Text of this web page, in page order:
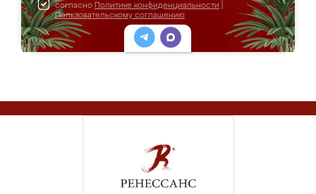
согласно Политике конфиденциальности
Пользовательскому соглашению